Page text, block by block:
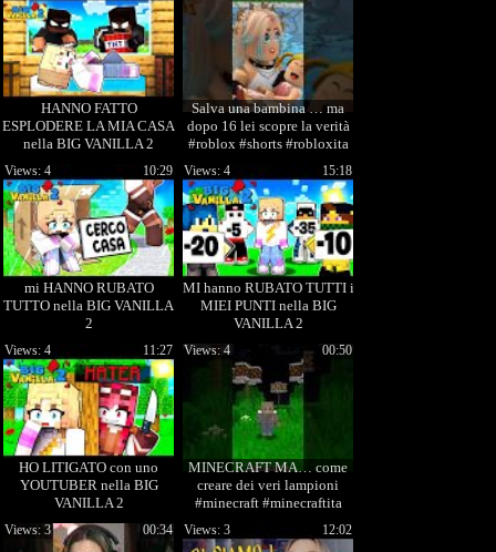
HANNO FATTO
ESPLODERE LA MIA CASA
nella BIG VANILLA 2
Salva una bambina … ma
dopo 16 lei scopre la verità
#roblox #shorts #robloxita
mi HANNO RUBATO
TUTTO nella BIG VANILLA
2
10:29
Views: 4
MI hanno RUBATO TUTTI i
MIEI PUNTI nella BIG
VANILLA 2
15:18
Views: 4
HO LITIGATO con uno
YOUTUBER nella BIG
VANILLA 2
11:27
Views: 4
MINECRAFT MA… come
creare dei veri lampioni
#minecraft #minecraftita
#minecraftma
00:50
Views: 4
00:34
Views: 3 12:02
Views: 3